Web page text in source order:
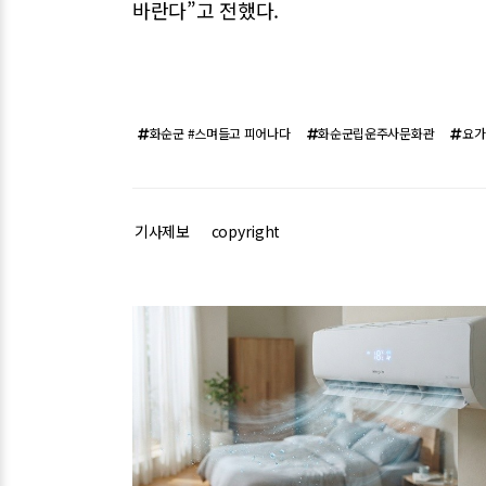
바란다”고 전했다.
화순군 #스며들고 피어나다 화순군립운주사문화관 요
기사제보 copyright
관련기사